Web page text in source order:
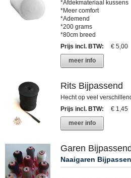
*Afdekmateriaal kussens
*Meer comfort
*Ademend
*200 grams
*80cm breed
Prijs incl. BTW:
€ 5,00
meer info
Rits Bijpassend
Hecht op veel
Prijs incl. BTW:
€ 1,45
meer info
Garen Bijpassend
Naaigaren